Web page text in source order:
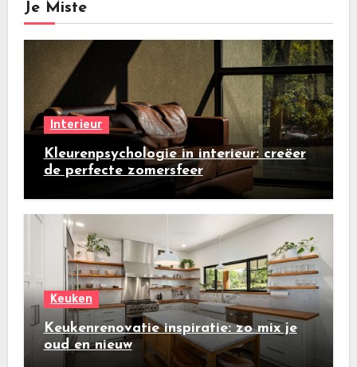
Je Miste
Interieur
Kleurenpsychologie in interieur: creëer
de perfecte zomersfeer
Keuken
Keukenrenovatie inspiratie: zo mix je
oud en nieuw